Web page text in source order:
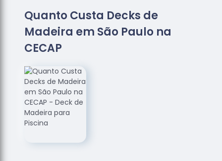
Empresas
de
Assoalhos
de Madeira
Loja de
Assoalhos
Raspagem
de
Assoalhos
Quanto Custa Decks de
Madeira em São Paulo na
CECAP